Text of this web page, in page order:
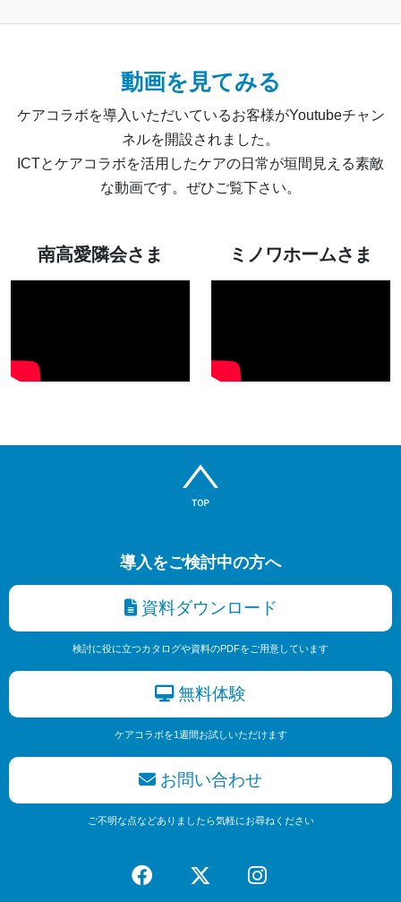
動画を見てみる
ケアコラボを導入いただいているお客様がYoutubeチャン
ネルを開設されました。
ICTとケアコラボを活用したケアの日常が垣間見える素敵
な動画です。ぜひご覧下さい。
南高愛隣会さま ミノワホームさま
導入をご検討中の方へ
資料ダウンロード
検討に役に立つカタログや資料のPDFをご用意しています
無料体験
ケアコラボを1週間お試しいただけます
お問い合わせ
ご不明な点などありましたら気軽にお尋ねください